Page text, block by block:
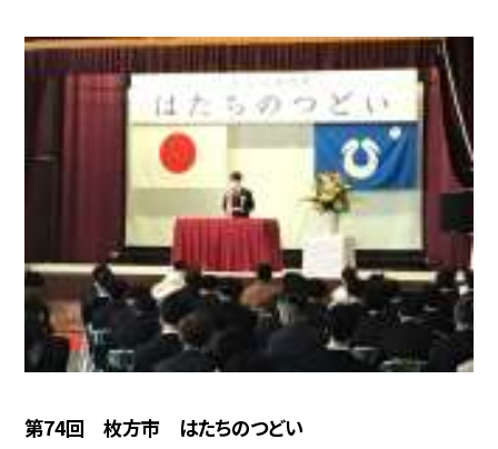
第74回 枚方市 はたちのつどい